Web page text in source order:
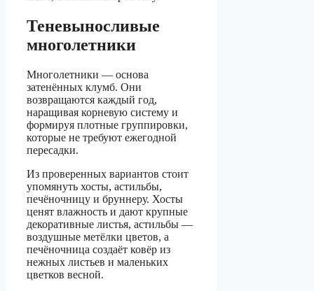
Теневыносливые
многолетники
Многолетники — основа
затенённых клумб. Они
возвращаются каждый год,
наращивая корневую систему и
формируя плотные группировки,
которые не требуют ежегодной
пересадки.
Из проверенных вариантов стоит
упомянуть хосты, астильбы,
печёночницу и бруннеру. Хосты
ценят влажность и дают крупные
декоративные листья, астильбы —
воздушные метёлки цветов, а
печёночница создаёт ковёр из
нежных листьев и маленьких
цветков весной.